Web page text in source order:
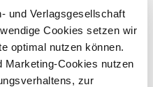
und Verlagsgesellschaft
Cookies setzen wir
optimal nutzen können.
Marketing-Cookies nutzen
zur
werden, um zu wirken.
B2. Ein Teil der Menschen
Dann ist